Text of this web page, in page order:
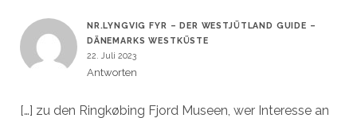
NR.LYNGVIG FYR – DER WESTJÜTLAND GUIDE –
DÄNEMARKS WESTKÜSTE
22. Juli 2023
Antworten
[…] zu den Ringkøbing Fjord Museen, wer Interesse an